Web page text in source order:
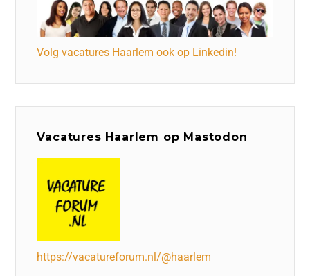
Volg vacatures Haarlem ook op Linkedin!
Vacatures Haarlem op Mastodon
https://vacatureforum.nl/@haarlem